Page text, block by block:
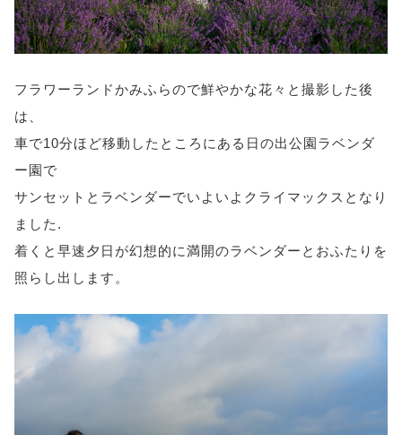
フラワーランドかみふらので鮮やかな花々と撮影した後
は、
車で10分ほど移動したところにある日の出公園ラベンダ
ー園で
サンセットとラベンダーでいよいよクライマックスとなり
ました.
着くと早速夕日が幻想的に満開のラベンダーとおふたりを
照らし出します。